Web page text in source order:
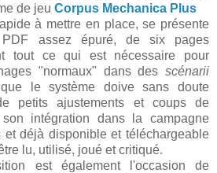
de jeu Corpus Mechanica Plus
à mettre en place, se présente
assez épuré, de six pages
tout ce qui est nécessaire pour
"normaux" dans des scénarii
le système doive sans doute
petits ajustements et coups de
intégration dans la campagne
et déjà disponible et téléchargeable
lu, utilisé, joué et critiqué.
est également l'occasion de